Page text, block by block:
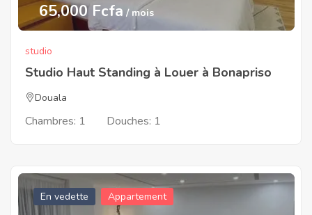
65,000 Fcfa / mois
studio
Studio Haut Standing à Louer à Bonapriso
Douala
Chambres: 1 Douches: 1
En vedette Appartement